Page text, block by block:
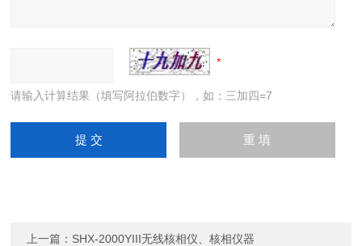
请输入计算结果（填写阿拉伯数字），如：三加四=7
上一篇： SHX-2000YIII无线核相仪、核相仪器